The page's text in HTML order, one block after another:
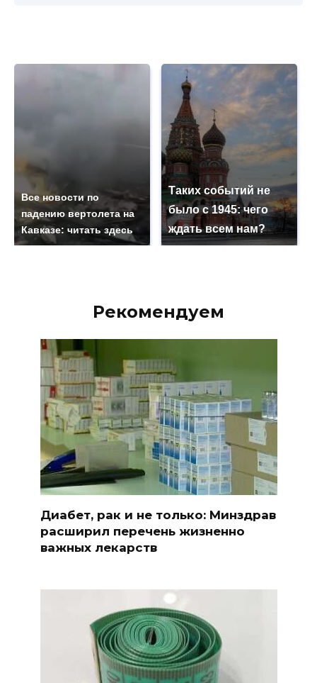
Все новости по
падению вертолета на
Кавказе: читать здесь
Таких событий не
было с 1945: чего
ждать всем нам?
Рекомендуем
Диабет, рак и не только: Минздрав
расширил перечень жизненно
важных лекарств